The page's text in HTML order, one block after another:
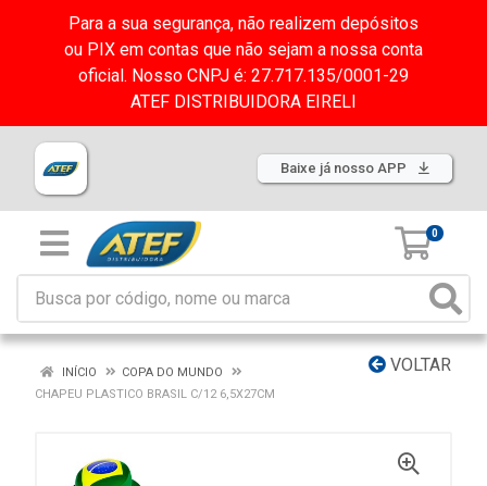
Para a sua segurança, não realizem depósitos
ou PIX em contas que não sejam a nossa conta
oficial. Nosso CNPJ é: 27.717.135/0001-29
ATEF DISTRIBUIDORA EIRELI
Baixe já nosso APP
0
VOLTAR
INÍCIO
COPA DO MUNDO
CHAPEU PLASTICO BRASIL C/12 6,5X27CM